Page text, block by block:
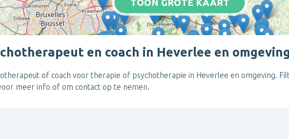
TOON GROTE KAART
en coach in Heverlee en
of coach voor therapie of psychotherapie in Heverlee en omgeving.
meer info of om contact op te nemen.